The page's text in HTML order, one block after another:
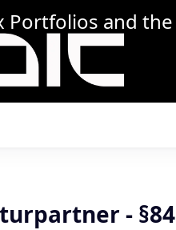
Portfolios and the
-